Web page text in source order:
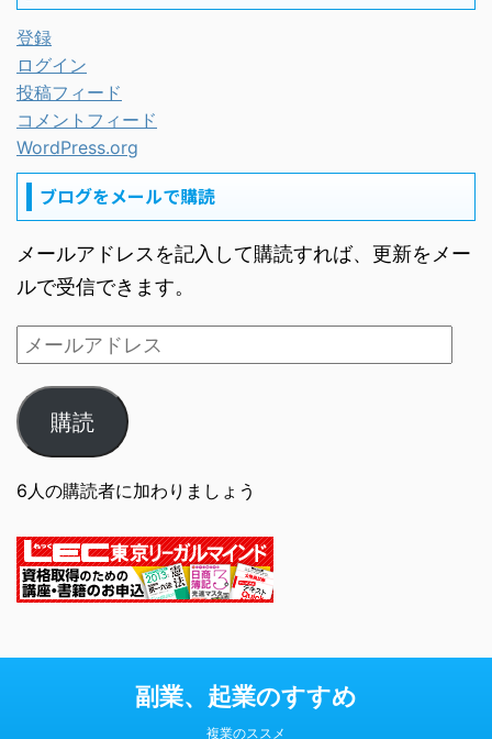
登録
ログイン
投稿フィード
コメントフィード
WordPress.org
ブログをメールで購読
メールアドレスを記入して購読すれば、更新をメー
ルで受信できます。
購読
6人の購読者に加わりましょう
副業、起業のすすめ
複業のススメ